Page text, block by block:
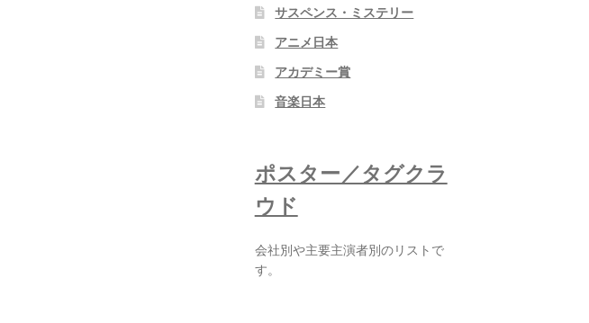
サスペンス・ミステリー
アニメ日本
アカデミー賞
音楽日本
ポスター／タグクラ
ウド
会社別や主要主演者別のリストで
す。